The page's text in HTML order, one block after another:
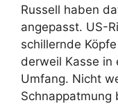
Russell haben
angepasst. US-
schillernde
derweil Kasse in
Umfang. Nicht
Schnappatmung